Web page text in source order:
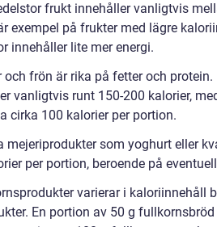
frukt innehåller vanligtvis
exempel på frukter med lägre
innehåller lite mer energi.
och frön är rika på fetter och
vanligtvis runt 150-200 kalorier,
cirka 100 kalorier per portion.
mejeriprodukter som yoghurt eller
per portion, beroende på
varierar i kaloriinnehåll
En portion av 50 g